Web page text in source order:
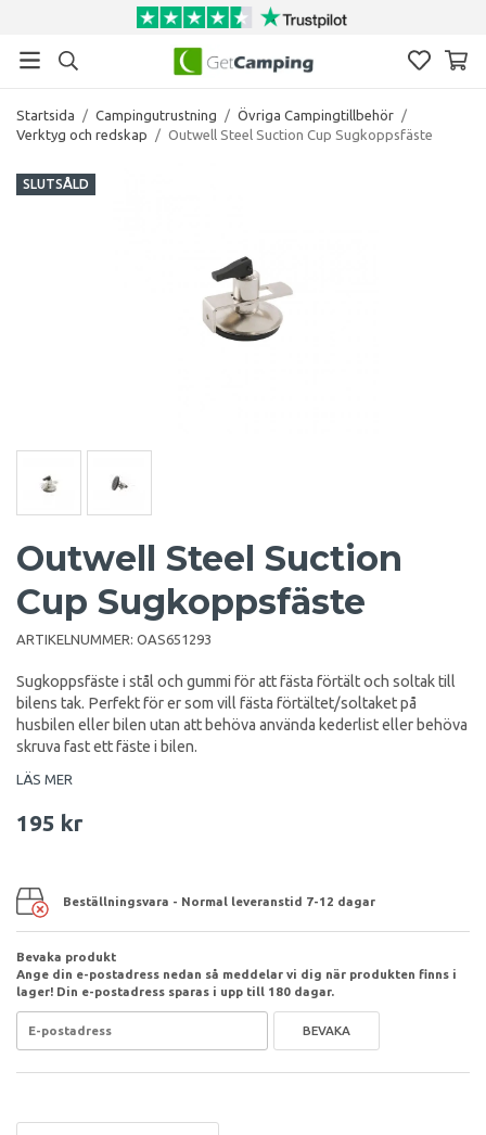
Startsida / Campingutrustning / Övriga Campingtillbehör /
Verktyg och redskap
/ Outwell Steel Suction Cup Sugkoppsfäste
SLUTSÅLD
Outwell Steel Suction
Cup Sugkoppsfäste
ARTIKELNUMMER: OAS651293
Sugkoppsfäste i stål och gummi för att fästa förtält och soltak till
bilens tak. Perfekt för er som vill fästa förtältet/soltaket på
husbilen eller bilen utan att behöva använda kederlist eller behöva
skruva fast ett fäste i bilen.
LÄS MER
195 kr
Beställningsvara - Normal leveranstid 7-12 dagar
Bevaka produkt
Ange din e-postadress nedan så meddelar vi dig när produkten finns i
lager! Din e-postadress sparas i upp till 180 dagar.
BEVAKA